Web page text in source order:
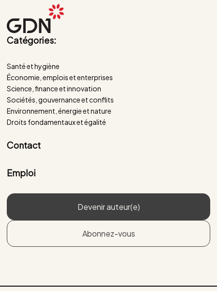
Catégories:
Santé et hygiène
Économie, emplois et enterprises
Science, finance et innovation
Sociétés, gouvernance et conflits
Environnement, énergie et nature
Droits fondamentaux et égalité
Contact
Emploi
Devenir auteur(e)
Abonnez-vous